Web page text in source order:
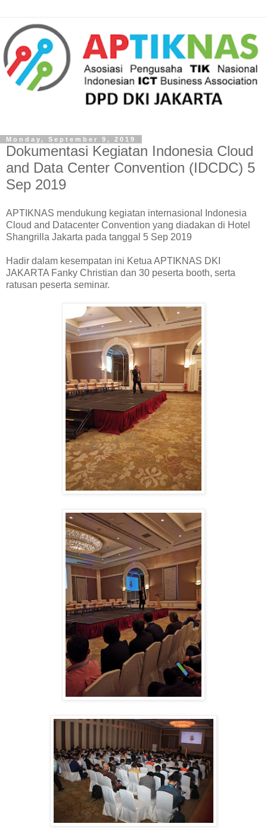
Monday, September 9, 2019
Dokumentasi Kegiatan Indonesia Cloud
and Data Center Convention (IDCDC) 5
Sep 2019
APTIKNAS mendukung kegiatan internasional Indonesia
Cloud and Datacenter Convention yang diadakan di Hotel
Shangrilla Jakarta pada tanggal 5 Sep 2019
Hadir dalam kesempatan ini Ketua APTIKNAS DKI
JAKARTA Fanky Christian dan 30 peserta booth, serta
ratusan peserta seminar.